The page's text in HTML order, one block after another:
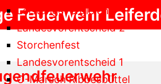
Feuerwehr
Leistungsvergleich
Landesvorentscheid 2
Storchenfest
Landesvorentscheid 1
O-Marsch Ribbesbüttel